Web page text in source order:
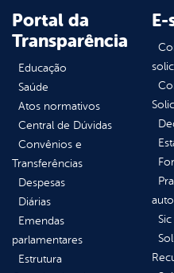
Portal da
Transparência
Educação
Saúde
Atos normativos
Central de Dúvidas
Convênios e
Transferências
Despesas
Diárias
Emendas
parlamentares
Estrutura
E-